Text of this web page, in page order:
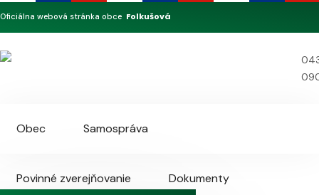
Oficiálna webová stránka obce Folkušová
Obec Samospráva
Povinné zverejňovanie Dokumenty